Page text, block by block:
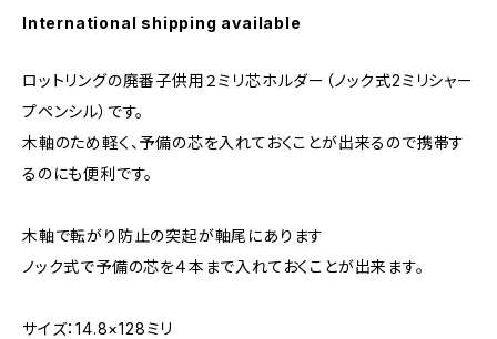
International shipping available
ロットリングの廃番子供用２ミリ芯ホルダー（ノック式2ミリシャー
プペンシル）です。
木軸のため軽く、予備の芯を入れておくことが出来るので携帯す
るのにも便利です。
木軸で転がり防止の突起が軸尾にあります
ノック式で予備の芯を４本まで入れておくことが出来ます。
サイズ：14.8×128ミリ